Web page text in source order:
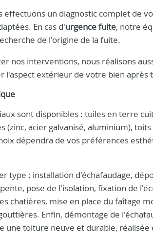
effectuons un diagnostic complet
En cas d'urgence fuite, notre
de l'origine de la fuite.
nos interventions, nous réalisons
l'aspect extérieur de votre bien après
sont disponibles : tuiles en terre
(zinc, acier galvanisé, aluminium),
dépendra de vos préférences
type : installation d'échafaudage,
pose de l'isolation, fixation de
chatières, mise en place du faîtage
Enfin, démontage de
une toiture neuve et durable, réalisée